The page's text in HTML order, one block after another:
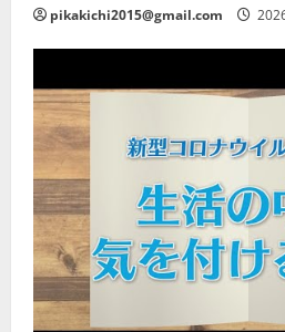
pikakichi2015@gmail.com